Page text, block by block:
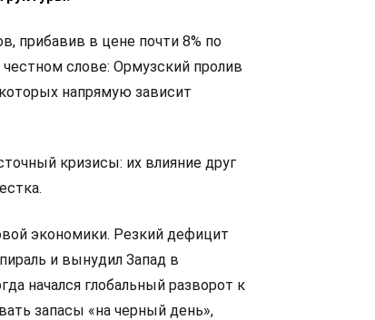
прибавив в цене почти 8% по
слове: Ормузский пролив
напрямую зависит
кризисы: их влияние друг
экономики. Резкий дефицит
и вынудил Запад в
начался глобальный разворот к
запасы «на черный день»,